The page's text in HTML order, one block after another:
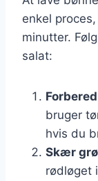
enkel
minutter.
salat:
bruger
hvis du
Skær
rødløget